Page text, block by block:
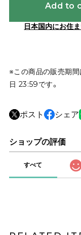
Add to
日本国内にお住
※この商品の販売期
日 23:59です。
ポスト シェア
ショップの評価
すべて